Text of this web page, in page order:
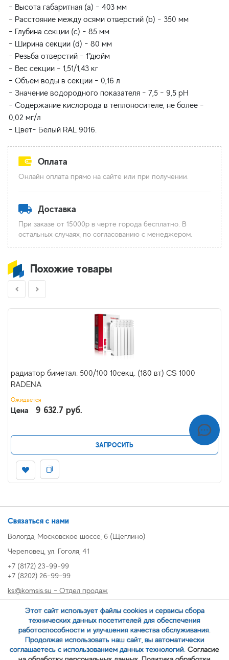
- Высота габаритная (a) - 403 мм
- Расстояние между осями отверстий (b) - 350 мм
- Глубина секции (с) - 85 мм
- Ширина секции (d) - 80 мм
- Резьба отверстий - 1"дюйм
- Вес секции - 1,51/1,43 кг
- Объем воды в секции - 0,16 л
- Значение водородного показателя - 7,5 - 9,5 pH
- Содержание кислорода в теплоносителе, не более -
0,02 мг/л
Оплата
Онлайн оплата прямо на сайте или при получении.
Доставка
При заказе от 15000р в черте города бесплатно. В
остальных случаях, по согласованию с менеджером.
Похожие товары
радиатор биметал. 500/100 10секц. (180 вт) CS 1000
RADENA
Ожидается
Цена 9 632.7 руб.
ЗАПРОСИТЬ
Связаться с нами
Вологда, Московское шоссе, 6 (Щеглино)
Череповец, ул. Гоголя, 41
+7 (8172) 23-99-99
+7 (8202) 26-99-99
ks@komsis.su - Отдел продаж
oz@komsis.su - Отдел закупок
ЗАКАЗАТЬ ЗВОНОК
Этот сайт использует файлы cookies и сервисы сбора
технических данных посетителей для обеспечения
работоспособности и улучшения качества обслуживания.
Продолжая использовать наш сайт, вы автоматически
соглашаетесь с использованием данных технологий. Согласие